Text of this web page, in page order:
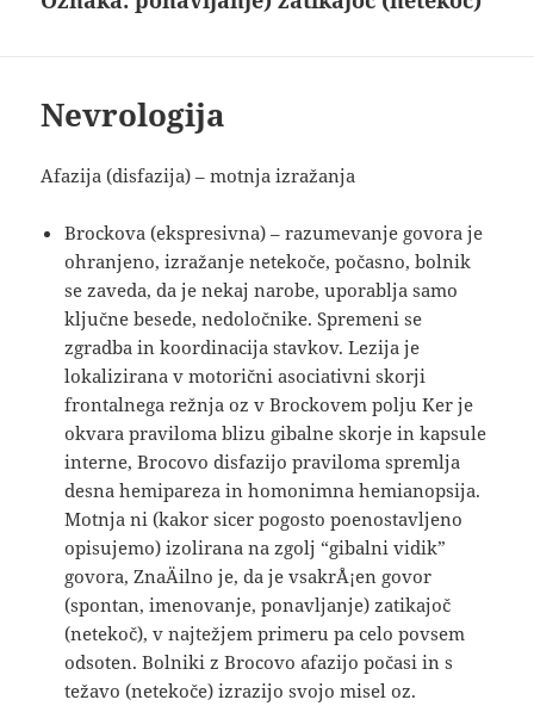
Nevrologija
Afazija (disfazija) – motnja izražanja
Brockova (ekspresivna) – razumevanje govora je
ohranjeno, izražanje netekoče, počasno, bolnik
se zaveda, da je nekaj narobe, uporablja samo
ključne besede, nedoločnike. Spremeni se
zgradba in koordinacija stavkov. Lezija je
lokalizirana v motorični asociativni skorji
frontalnega režnja oz v Brockovem polju Ker je
okvara praviloma blizu gibalne skorje in kapsule
interne, Brocovo disfazijo praviloma spremlja
desna hemipareza in homonimna hemianopsija.
Motnja ni (kakor sicer pogosto poenostavljeno
opisujemo) izolirana na zgolj “gibalni vidik”
govora, ZnaÄilno je, da je vsakrÅ¡en govor
(spontan, imenovanje, ponavljanje) zatikajoč
(netekoč), v najtežjem primeru pa celo povsem
odsoten. Bolniki z Brocovo afazijo počasi in s
težavo (netekoče) izrazijo svojo misel oz.